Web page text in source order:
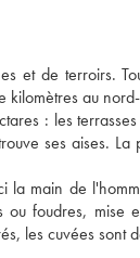
et de terroirs.
au
: les
ses aises.
la main de
ou foudres,
les cuvées